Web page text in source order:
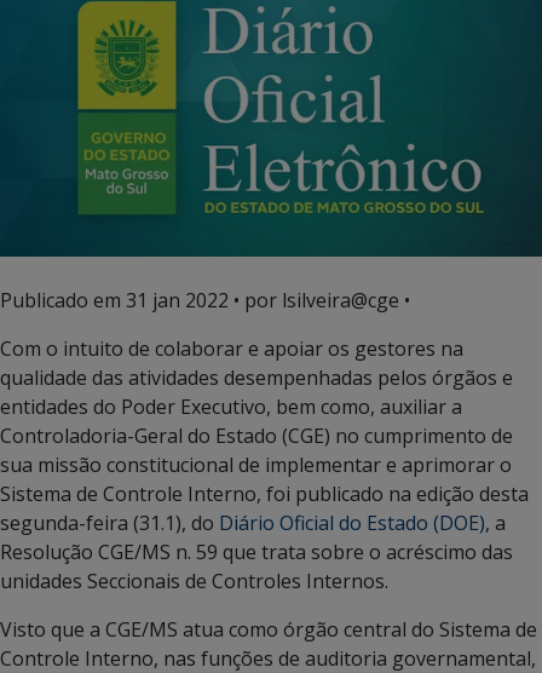
Publicado em 31 jan 2022 • por lsilveira@cge •
Com o intuito de colaborar e apoiar os gestores na
qualidade das atividades desempenhadas pelos órgãos e
entidades do Poder Executivo, bem como, auxiliar a
Controladoria-Geral do Estado (CGE) no cumprimento de
sua missão constitucional de implementar e aprimorar o
Sistema de Controle Interno, foi publicado na edição desta
segunda-feira (31.1), do Diário Oficial do Estado (DOE), a
Resolução CGE/MS n. 59 que trata sobre o acréscimo das
unidades Seccionais de Controles Internos.
Visto que a CGE/MS atua como órgão central do Sistema de
Controle Interno, nas funções de auditoria governamental,